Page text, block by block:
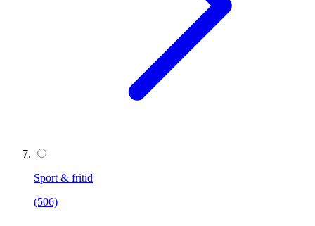
Sport & fritid
(506)